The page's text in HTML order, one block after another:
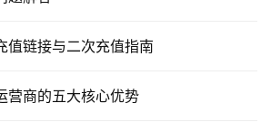
值链接与二次充值指南
营商的五大核心优势